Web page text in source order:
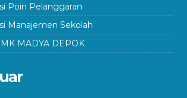
Poin Pelanggaran
Manajemen Sekolah
MADYA DEPOK